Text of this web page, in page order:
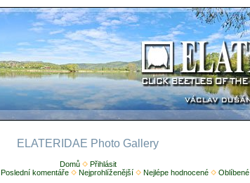
ELATERIDAE Photo Gallery
Domů
Přihlásit
Poslední komentáře Nejprohlíženější Nejlépe hodnocené Oblíbené